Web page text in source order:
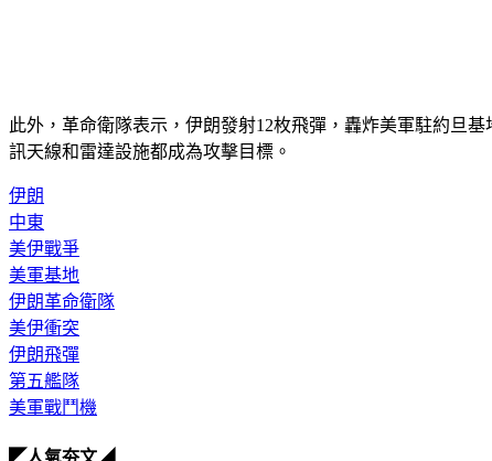
此外，革命衛隊表示，伊朗發射12枚飛彈，轟炸美軍駐約旦
訊天線和雷達設施都成為攻擊目標。
伊朗
中東
美伊戰爭
美軍基地
伊朗革命衛隊
美伊衝突
伊朗飛彈
第五艦隊
美軍戰鬥機